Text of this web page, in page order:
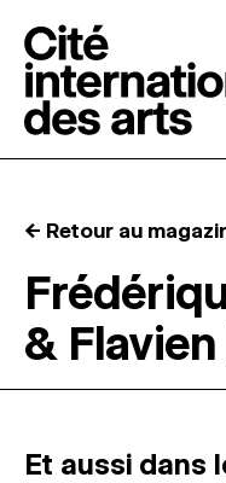
RÉSIDENCES ↓
← Retour au
&
Et aussi dans